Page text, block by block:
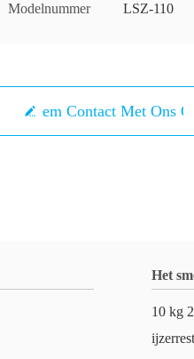
Modelnummer LSZ-110
Neem Contact Met Ons Op
Het
10 kg